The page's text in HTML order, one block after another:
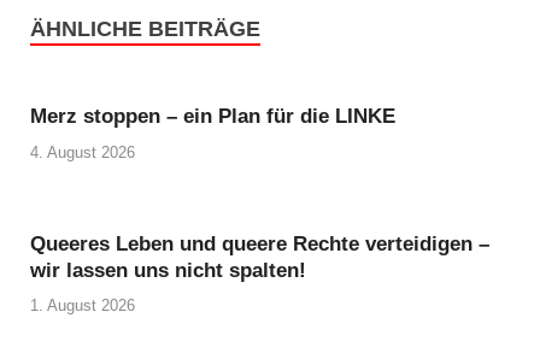
ÄHNLICHE BEITRÄGE
Merz stoppen – ein Plan für die LINKE
4. August 2026
Queeres Leben und queere Rechte verteidigen –
wir lassen uns nicht spalten!
1. August 2026